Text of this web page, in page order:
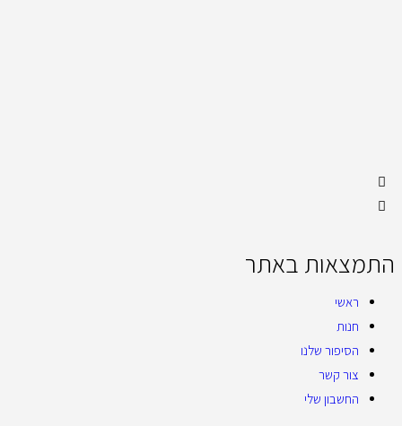
התמצאות באתר
ראשי
חנות
הסיפור שלנו
צור קשר
החשבון שלי